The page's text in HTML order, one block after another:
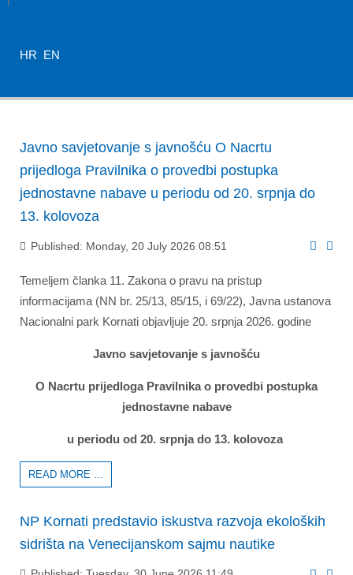
HR EN
Javno savjetovanje s javnošću O Nacrtu
prijedloga Pravilnika o provedbi postupka
jednostavne nabave u periodu od 20. srpnja do
13. kolovoza
Published: Monday, 20 July 2026 08:51
Temeljem članka 11. Zakona o pravu na pristup
informacijama (NN br. 25/13, 85/15, i 69/22), Javna ustanova
Nacionalni park Kornati objavljuje 20. srpnja 2026. godine
Javno savjetovanje s javnošću
O Nacrtu prijedloga Pravilnika o provedbi postupka
jednostavne nabave
u periodu od 20. srpnja do 13. kolovoza
READ MORE ...
NP Kornati predstavio iskustva razvoja ekoloških
sidrišta na Venecijanskom sajmu nautike